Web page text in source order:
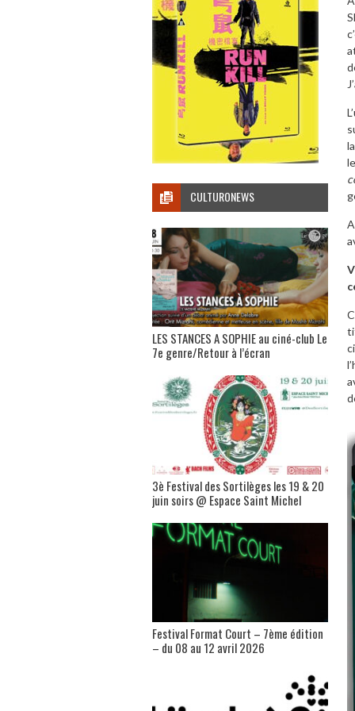
CULTURONEWS
LES STANCES A SOPHIE au ciné-club Le
7e genre/Retour à l’écran
3è Festival des Sortilèges les 19 & 20
juin soirs @ Espace Saint Michel
Festival Format Court – 7ème édition
– du 08 au 12 avril 2026